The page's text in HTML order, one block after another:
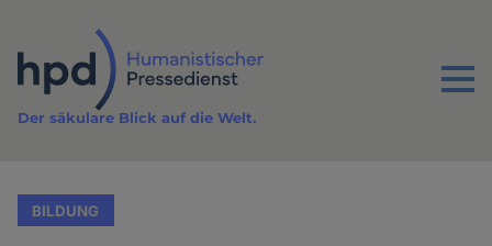
Inhalt
Menu
Der säkulare Blick auf die Welt.
BILDUNG